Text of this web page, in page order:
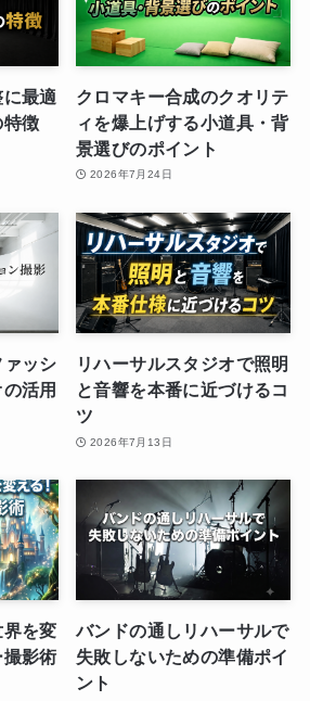
最適
徴
クロマキー合成のクオリテ
ィを爆上げする小道具・背
景選びのポイント
2026年7月24日
ッシ
活用
リハーサルスタジオで照明
と音響を本番に近づけるコ
ツ
2026年7月13日
を変
影術
バンドの通しリハーサルで
失敗しないための準備ポイ
ント